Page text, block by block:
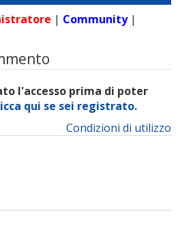
| Community|
l'accesso prima di poter
qui se sei registrato.
Condizioni di utilizzo